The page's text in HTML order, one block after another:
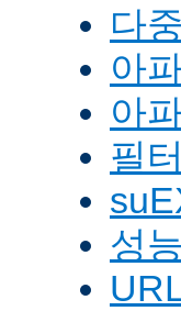
다
아
아
필터
성